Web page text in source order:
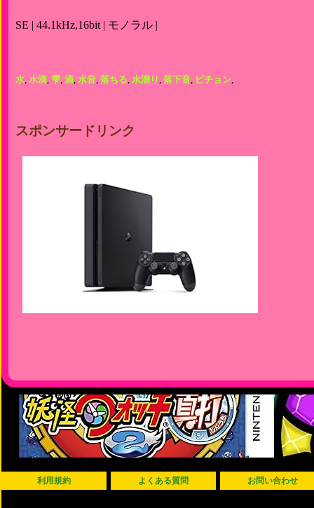
SE | 44.1kHz,16bit | モノラル |
水, 水滴, 雫, 滴, 水音, 落ちる, 水溜り, 落下音, ピチョン,
スポンサードリンク
利用規約 よくある質問 お問い合わせ